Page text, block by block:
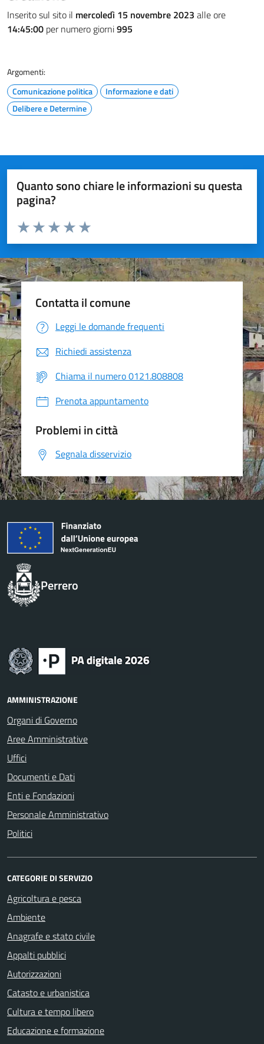
Inserito sul sito il mercoledì 15 novembre 2023 alle ore
14:45:00 per numero giorni995
Argomenti:
Comunicazione politica
Informazione e dati
Delibere e Determine
Quanto sono chiare le informazioni su questa
pagina?
Valuta da 1 a 5 stelle la pagina
Valuta 5 stelle su 5
Valuta 4 stelle su 5
Valuta 3 stelle su 5
Valuta 2 stelle su 5
Valuta 1 stelle su 5
Contatta il comune
Leggi le domande frequenti
Richiedi assistenza
Chiama il numero 0121.808808
Prenota appuntamento
Problemi in città
Segnala disservizio
Perrero
AMMINISTRAZIONE
Organi di Governo
Aree Amministrative
Uffici
Documenti e Dati
Enti e Fondazioni
Personale Amministrativo
Politici
CATEGORIE DI SERVIZIO
Agricoltura e pesca
Ambiente
Anagrafe e stato civile
Appalti pubblici
Autorizzazioni
Catasto e urbanistica
Cultura e tempo libero
Educazione e formazione